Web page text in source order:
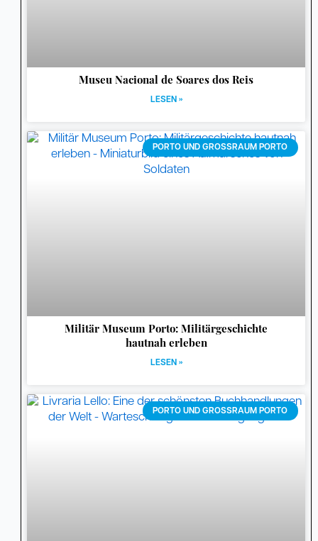
Museu Nacional de Soares dos Reis
LESEN »
PORTO UND GROSSRAUM PORTO
Militär Museum Porto: Militärgeschichte
hautnah erleben
LESEN »
PORTO UND GROSSRAUM PORTO